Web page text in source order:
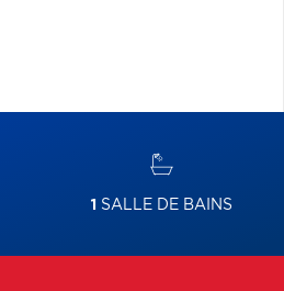
1 SALLE DE BAINS